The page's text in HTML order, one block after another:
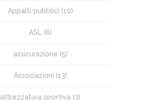
Appalti pubblici (10)
ASL (8)
assicurazione (5)
Associazioni (13)
attrezzatura sportiva (3)